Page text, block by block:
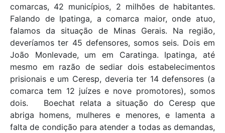
comarcas, 42 municípios, 2 milhões de habitantes.
Falando de Ipatinga, a comarca maior, onde atuo,
falamos da situação de Minas Gerais. Na região,
deveríamos ter 45 defensores, somos seis. Dois em
João Monlevade, um em Caratinga. Ipatinga, até
mesmo em razão de sediar dois estabelecimentos
prisionais e um Ceresp, deveria ter 14 defensores (a
comarca tem 12 juízes e nove promotores), somos
dois. Boechat relata a situação do Ceresp que
abriga homens, mulheres e menores, e lamenta a
falta de condição para atender a todas as demandas,